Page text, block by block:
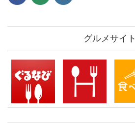
グルメサイト